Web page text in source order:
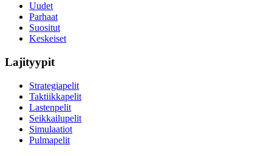
Uudet
Parhaat
Suositut
Keskeiset
Lajityypit
Strategiapelit
Taktiikkapelit
Lastenpelit
Seikkailupelit
Simulaatiot
Pulmapelit